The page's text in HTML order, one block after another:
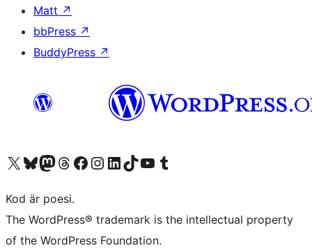
Matt ↗
bbPress ↗
BuddyPress ↗
Besök vår X-konto (f.d. Twitter)
Besök vårt Bluesky-konto
Besök vårt Mastodon-konto
Besök vårt Thread-konto
Besök vår Facebook-sidaBesök vårt Instagram-konto
Besök vårt LinkedIn-konto
Besök vårt TikTok-konto
Besök vår YouTube-kanalBesök vårt Tumblr-konto
Kod är poesi.
The WordPress® trademark is the intellectual property
of the WordPress Foundation.